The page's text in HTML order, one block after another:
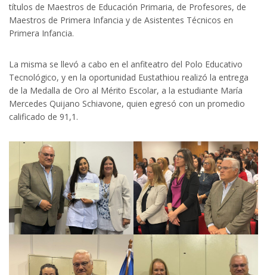
títulos de Maestros de Educación Primaria, de Profesores, de
Maestros de Primera Infancia y de Asistentes Técnicos en
Primera Infancia.
La misma se llevó a cabo en el anfiteatro del Polo Educativo
Tecnológico, y en la oportunidad Eustathiou realizó la entrega
de la Medalla de Oro al Mérito Escolar, a la estudiante María
Mercedes Quijano Schiavone, quien egresó con un promedio
calificado de 91,1.